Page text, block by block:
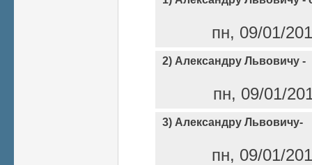
пн, 09/01/
2) Александру Львовичу -
пн, 09/01/
3) Александру Львовичу-
пн, 09/01/